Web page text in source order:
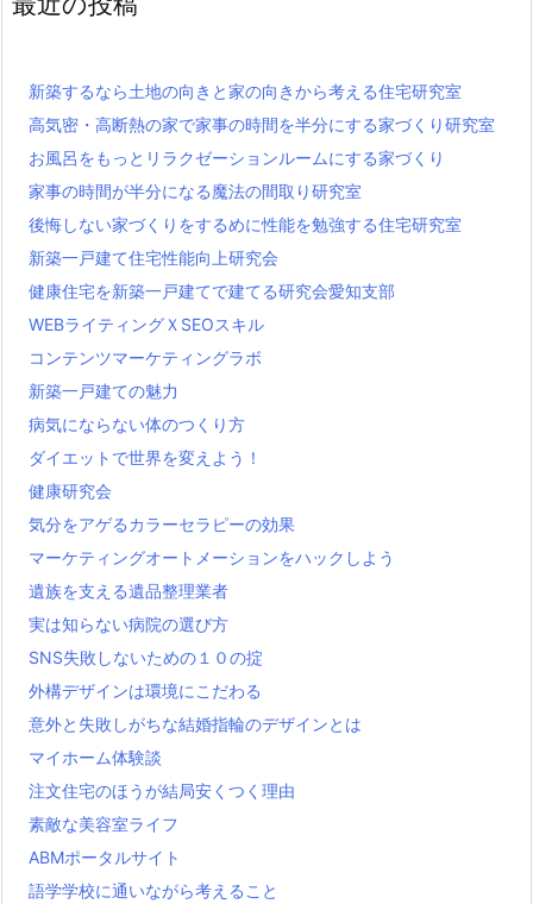
新築するなら土地の向きと家の向きから考える住宅研究室
高気密・高断熱の家で家事の時間を半分にする家づくり研究室
お風呂をもっとリラクゼーションルームにする家づくり
家事の時間が半分になる魔法の間取り研究室
後悔しない家づくりをするめに性能を勉強する住宅研究室
新築一戸建て住宅性能向上研究会
健康住宅を新築一戸建てで建てる研究会愛知支部
WEBライティングＸSEOスキル
コンテンツマーケティングラボ
新築一戸建ての魅力
病気にならない体のつくり方
ダイエットで世界を変えよう！
健康研究会
気分をアゲるカラーセラピーの効果
マーケティングオートメーションをハックしよう
遺族を支える遺品整理業者
実は知らない病院の選び方
SNS失敗しないための１０の掟
外構デザインは環境にこだわる
意外と失敗しがちな結婚指輪のデザインとは
マイホーム体験談
注文住宅のほうが結局安くつく理由
素敵な美容室ライフ
ABMポータルサイト
語学学校に通いながら考えること